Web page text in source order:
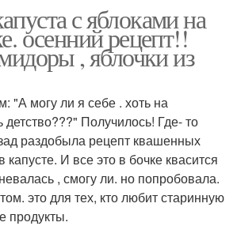
с яблоками на
осенний рецепт!!
, яблочки из
"А могу ли я себе . хоть на
детство???" Получилось! Где- то
раздобыла рецепт квашенных
И все это в бочке квасится
, смогу ли. но попробовала.
это для тех, кто любит старинную
продукты.